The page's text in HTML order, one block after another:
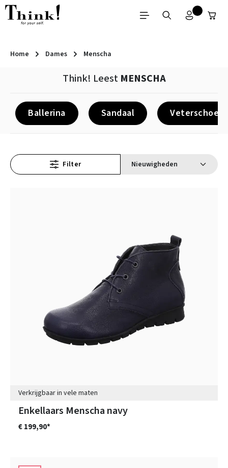
Ga naar de hoofdinhoud
Home Dames Menscha
Think! Leest MENSCHA
Ballerina Sandaal Veterschoen
Filter
Verkrijgbaar in vele maten
Enkellaars Menscha navy
€ 199,90*